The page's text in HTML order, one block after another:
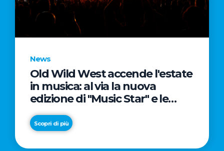
News
Old Wild West accende l'estate
in musica: al via la nuova
edizione di "Music Star" e le
prestigiose partnership con
Radio Italia e Live Nation
Scopri di più